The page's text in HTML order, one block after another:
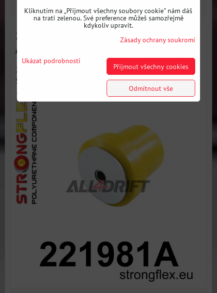
221981A Silentblok zadní vlečné nápravy SPORT
Audi / Seat / Škoda / VW
221981A: Silentblok zadní nápravy (torzní) SPORT -
Sportovní...
Kliknutím na „Přijmout všechny soubory cookie" nám dáš
na trati zelenou. Své preference můžeš samozřejmě
kdykoliv upravit.
Zásady ochrany soukromí
Ukázat podrobnosti
Přijmout všechny cookies
Odmítnout vše